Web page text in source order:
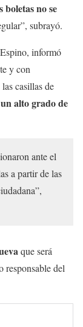
boletas no se
subrayó.
informó
y con
casillas de
alto grado de
ante el
a partir de las
que será
responsable del